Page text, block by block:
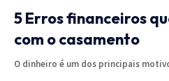
5 Erros financeiros
com o casamento
O dinheiro é um dos principais